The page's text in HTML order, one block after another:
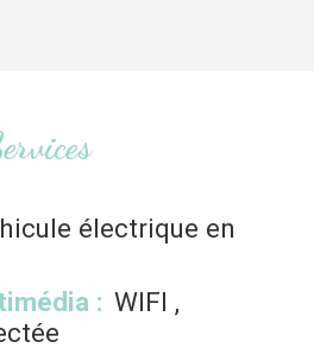
électrique en
: WIFI